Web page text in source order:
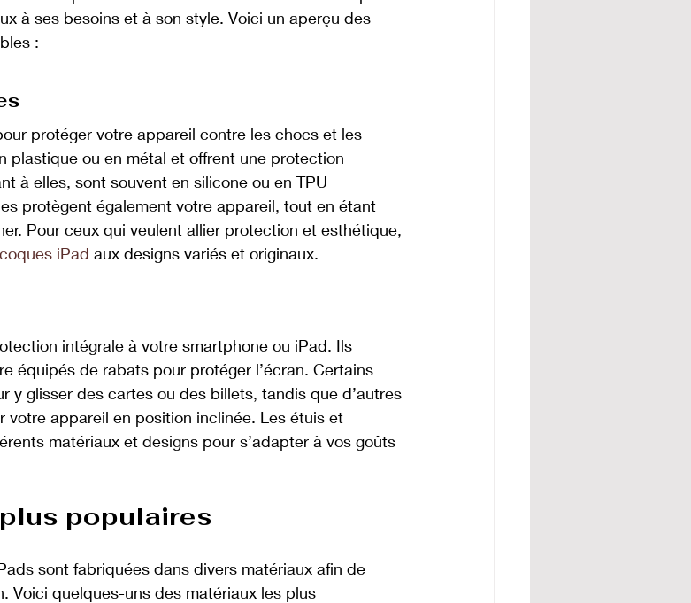
à ses besoins et à son style. Voici un aperçu des
:
protéger votre appareil contre les chocs et les
plastique ou en métal et offrent une protection
à elles, sont souvent en silicone ou en TPU
protègent également votre appareil, tout en étant
Pour ceux qui veulent allier protection et esthétique,
coques iPad aux designs variés et originaux.
intégrale à votre smartphone ou iPad. Ils
équipés de rabats pour protéger l’écran. Certains
y glisser des cartes ou des billets, tandis que d’autres
votre appareil en position inclinée. Les étuis et
matériaux et designs pour s’adapter à vos goûts
populaires
sont fabriquées dans divers matériaux afin de
Voici quelques-uns des matériaux les plus